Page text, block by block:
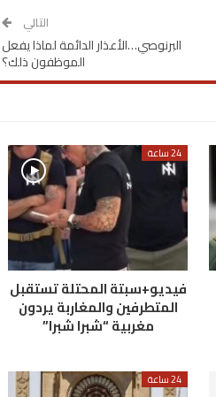
التالي
البرنوصي…الأعذار الدائمة لماذا يفعل
الموظفون ذلك؟
24 ساعة
فيديو+سبتة المحتلة تستقبل
المتطرفين والمغاربة يردون
مغربية “شبرا شبرا”
24 ساعة